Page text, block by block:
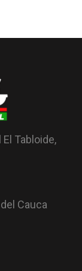
Tabloide,
Cauca